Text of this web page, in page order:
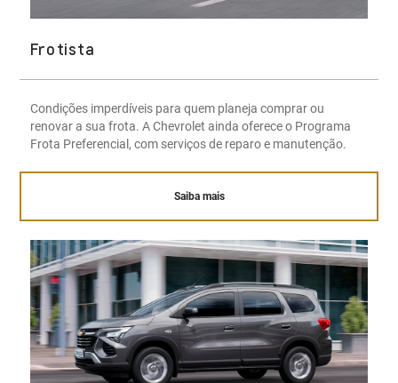
Frotista
Condições imperdíveis para quem planeja comprar ou
renovar a sua frota. A Chevrolet ainda oferece o Programa
Frota Preferencial, com serviços de reparo e manutenção.
Saiba mais